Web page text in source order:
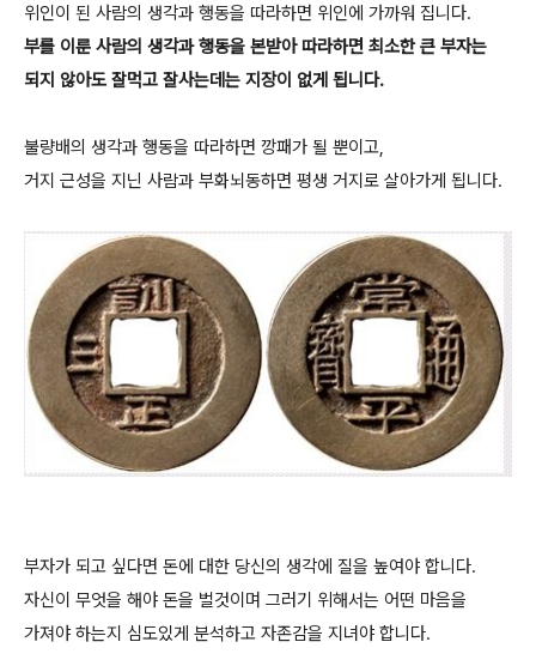
위인이 된 사람의 생각과 행동을 따라하면 위인에 가까워 집니다.
부를 이룬 사람의 생각과 행동을 본받아 따라하면 최소한 큰 부자는
되지 않아도 잘먹고 잘사는데는 지장이 없게 됩니다.
불량배의 생각과 행동을 따라하면 깡패가 될 뿐이고,
거지 근성을 지닌 사람과 부화뇌동하면 평생 거지로 살아가게 됩니다.
부자가 되고 싶다면 돈에 대한 당신의 생각에 질을 높여야 합니다.
자신이 무엇을 해야 돈을 벌것이며 그러기 위해서는 어떤 마음을
가져야 하는지 심도있게 분석하고 자존감을 지녀야 합니다.